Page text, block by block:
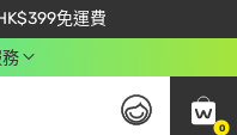
免運費
盡享獨家優惠
NEWAPP 即減$50
0